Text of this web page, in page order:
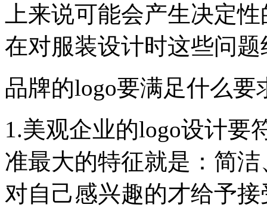
上来说可能会产生决定
在对服装设计时这些问
品牌的logo要满足什么要
1.美观企业的logo设计要
准最大的特征就是：简
对自己感兴趣的才给予